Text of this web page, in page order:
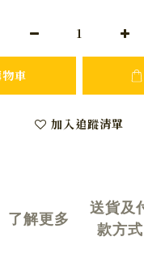
車
加入追蹤清單
了解更多
送貨及
款方式